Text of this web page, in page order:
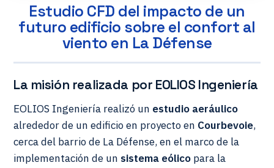
Estudio CFD del impacto de un
futuro edificio sobre el confort al
viento en La Défense
La misión realizada por EOLIOS Ingeniería
EOLIOS Ingeniería realizó un estudio aeráulico
alrededor de un edificio en proyecto en Courbevoie,
cerca del barrio de La Défense, en el marco de la
implementación de un sistema eólico para la